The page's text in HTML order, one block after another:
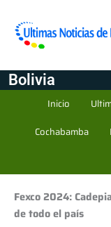
Bolivia
Inicio
Cochabamba
Fexco 2024:
de todo el país